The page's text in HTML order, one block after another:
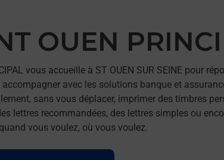
OUEN
vous accueille à ST OUEN SUR SEINE pour
avec les solutions banque et
sans vous déplacer, imprimer des timbres
lettres recommandées, des lettres simples ou
vous voulez, où vous voulez.